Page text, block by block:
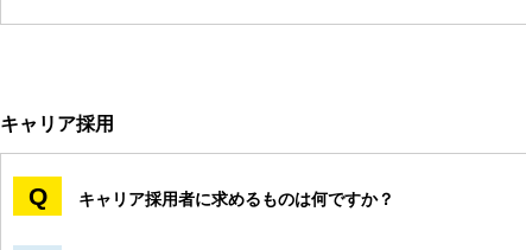
キャリア採用
キャリア採用者に求めるものは何ですか？